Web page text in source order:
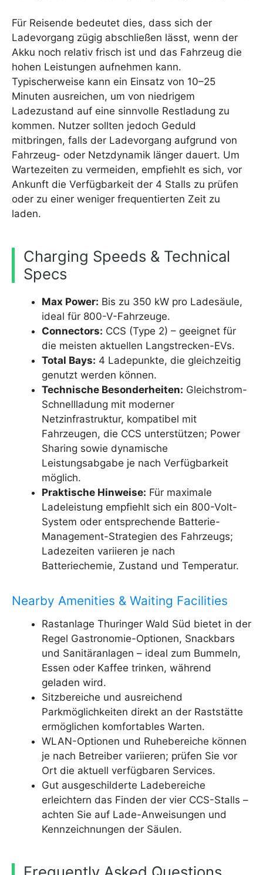
Für Reisende bedeutet dies, dass sich der
Ladevorgang zügig abschließen lässt, wenn der
Akku noch relativ frisch ist und das Fahrzeug die
hohen Leistungen aufnehmen kann.
Typischerweise kann ein Einsatz von 10–25
Minuten ausreichen, um von niedrigem
Ladezustand auf eine sinnvolle Restladung zu
kommen. Nutzer sollten jedoch Geduld
mitbringen, falls der Ladevorgang aufgrund von
Fahrzeug- oder Netzdynamik länger dauert. Um
Wartezeiten zu vermeiden, empfiehlt es sich, vor
Ankunft die Verfügbarkeit der 4 Stalls zu prüfen
oder zu einer weniger frequentierten Zeit zu
laden.
Charging Speeds & Technical
Specs
Max Power: Bis zu 350 kW pro Ladesäule,
ideal für 800-V-Fahrzeuge.
Connectors: CCS (Type 2) – geeignet für
die meisten aktuellen Langstrecken-EVs.
Total Bays: 4 Ladepunkte, die gleichzeitig
genutzt werden können.
Technische Besonderheiten: Gleichstrom-
Schnellladung mit moderner
Netzinfrastruktur, kompatibel mit
Fahrzeugen, die CCS unterstützen; Power
Sharing sowie dynamische
Leistungsabgabe je nach Verfügbarkeit
möglich.
Praktische Hinweise: Für maximale
Ladeleistung empfiehlt sich ein 800-Volt-
System oder entsprechende Batterie-
Management-Strategien des Fahrzeugs;
Ladezeiten variieren je nach
Batteriechemie, Zustand und Temperatur.
Nearby Amenities & Waiting Facilities
Rastanlage Thuringer Wald Süd bietet in der
Regel Gastronomie-Optionen, Snackbars
und Sanitäranlagen – ideal zum Bummeln,
Essen oder Kaffee trinken, während
geladen wird.
Sitzbereiche und ausreichend
Parkmöglichkeiten direkt an der Raststätte
ermöglichen komfortables Warten.
WLAN-Optionen und Ruhebereiche können
je nach Betreiber variieren; prüfen Sie vor
Ort die aktuell verfügbaren Services.
Gut ausgeschilderte Ladebereiche
erleichtern das Finden der vier CCS-Stalls –
achten Sie auf Lade-Anweisungen und
Kennzeichnungen der Säulen.